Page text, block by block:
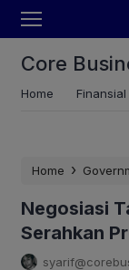
Core
Home Finansial
Home ›
Negosiasi
Serahkan